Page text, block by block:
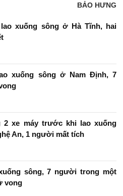
BẢO HƯNG
xuống sông ở Hà Tĩnh, hai
xuống sông ở Nam Định, 7
2 xe máy trước khi lao xuống
An, 1 người mất tích
sông, 7 người trong một
vong